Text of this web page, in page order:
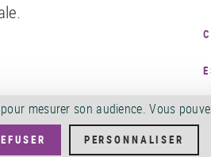
LA BNF
mesurer son audience. Vous
PERSONNALISER